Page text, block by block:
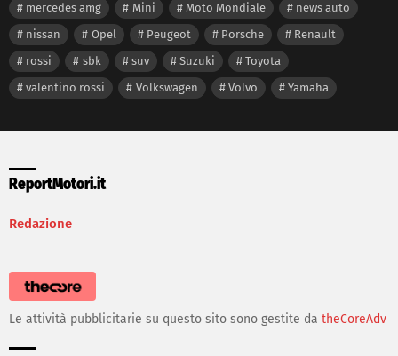
mercedes amg
Mini Moto Mondiale
news auto
nissan
Opel Peugeot Porsche
Renault
rossi
sbk suv Suzuki
Toyota
valentino rossi
Volkswagen Volvo Yamaha
ReportMotori.it
Redazione
Le attività pubblicitarie su questo sito sono gestite da theCoreAdv